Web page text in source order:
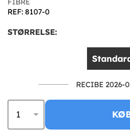
REF: 8107-0
STØRRELSE:
RECIBE 2026-